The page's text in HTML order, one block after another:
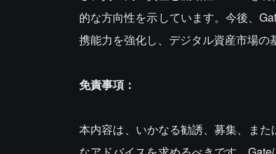
的な方向性を示しています。今後、
携能力を強化し、デジタル資産市場の
免責事項：
本内容は、いかなる勧誘、募集、ま